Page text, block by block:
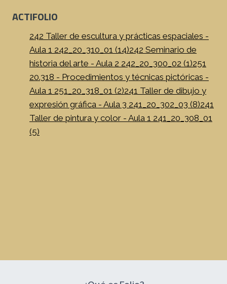
ACTIFOLIO
242 Taller de escultura y prácticas espaciales -
Aula 1 242_20_310_01 (14)242 Seminario de
historia del arte - Aula 2 242_20_300_02 (1)251
20.318 - Procedimientos y técnicas pictóricas -
Aula 1 251_20_318_01 (2)241 Taller de dibujo y
expresión gráfica - Aula 3 241_20_302_03 (8)241
Taller de pintura y color - Aula 1 241_20_308_01
(5)